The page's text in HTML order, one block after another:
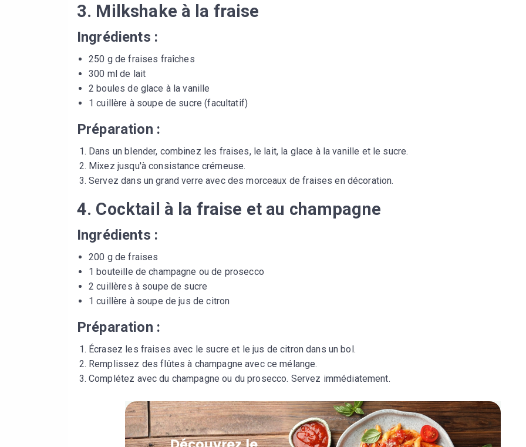
3. Milkshake à la fraise
Ingrédients :
250 g de fraises fraîches
300 ml de lait
2 boules de glace à la vanille
1 cuillère à soupe de sucre (facultatif)
Préparation :
Dans un blender, combinez les fraises, le lait, la glace à la vanille et le sucre.
Mixez jusqu'à consistance crémeuse.
Servez dans un grand verre avec des morceaux de fraises en décoration.
4. Cocktail à la fraise et au champagne
Ingrédients :
200 g de fraises
1 bouteille de champagne ou de prosecco
2 cuillères à soupe de sucre
1 cuillère à soupe de jus de citron
Préparation :
Écrasez les fraises avec le sucre et le jus de citron dans un bol.
Remplissez des flûtes à champagne avec ce mélange.
Complétez avec du champagne ou du prosecco. Servez immédiatement.